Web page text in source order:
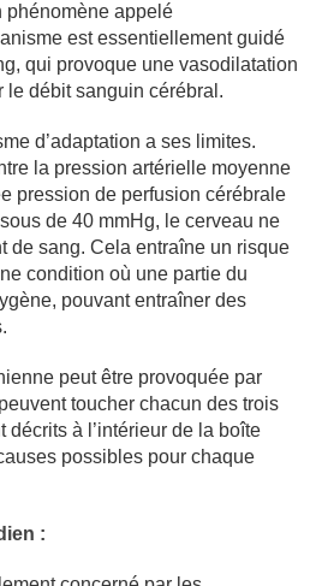
phénomène appelé
est essentiellement guidé
qui provoque une vasodilatation
le débit sanguin cérébral.
d’adaptation a ses limites.
la pression artérielle moyenne
pression de perfusion cérébrale
de 40 mmHg, le cerveau ne
de sang. Cela entraîne un risque
condition où une partie du
pouvant entraîner des
peut être provoquée par
toucher chacun des trois
décrits à l’intérieur de la boîte
possibles pour chaque
: